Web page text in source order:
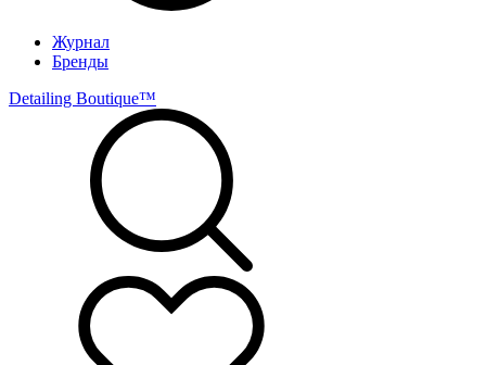
Журнал
Бренды
Detailing Boutique™️